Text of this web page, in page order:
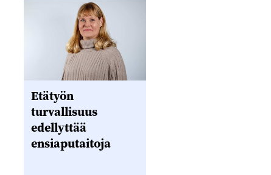
Etätyön
turvallisuus
edellyttää
ensiaputaitoja